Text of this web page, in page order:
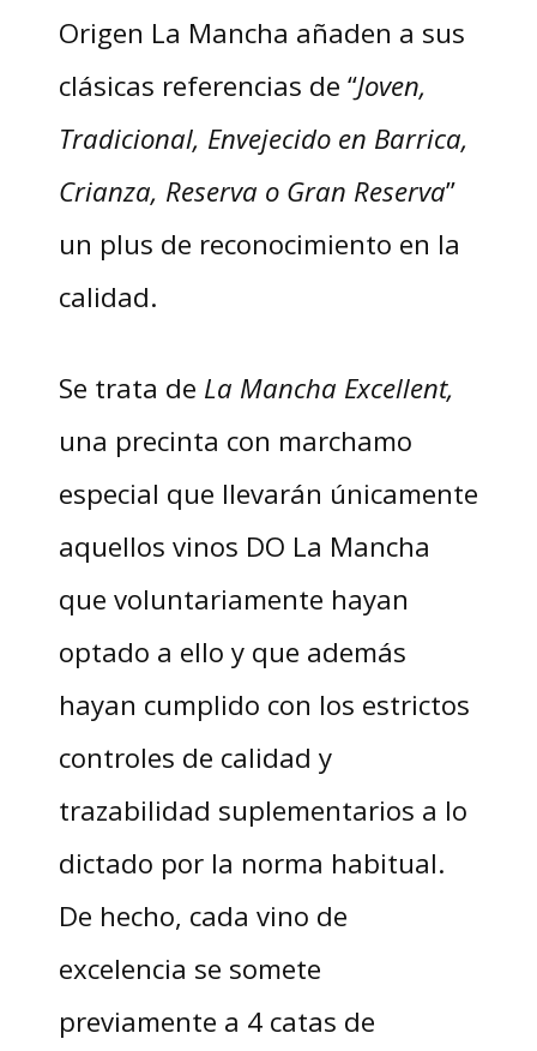
Origen La Mancha añaden a sus
clásicas referencias de “Joven,
Tradicional, Envejecido en Barrica,
Crianza, Reserva o Gran Reserva”
un plus de reconocimiento en la
calidad.
Se trata de La Mancha Excellent,
una precinta con marchamo
especial que llevarán únicamente
aquellos vinos DO La Mancha
que voluntariamente hayan
optado a ello y que además
hayan cumplido con los estrictos
controles de calidad y
trazabilidad suplementarios a lo
dictado por la norma habitual.
De hecho, cada vino de
excelencia se somete
previamente a 4 catas de